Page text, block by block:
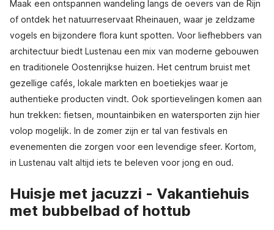
Maak een ontspannen wandeling langs de oevers van de Rijn
of ontdek het natuurreservaat Rheinauen, waar je zeldzame
vogels en bijzondere flora kunt spotten. Voor liefhebbers van
architectuur biedt Lustenau een mix van moderne gebouwen
en traditionele Oostenrijkse huizen. Het centrum bruist met
gezellige cafés, lokale markten en boetiekjes waar je
authentieke producten vindt. Ook sportievelingen komen aan
hun trekken: fietsen, mountainbiken en watersporten zijn hier
volop mogelijk. In de zomer zijn er tal van festivals en
evenementen die zorgen voor een levendige sfeer. Kortom,
in Lustenau valt altijd iets te beleven voor jong en oud.
Huisje met jacuzzi - Vakantiehuis
met bubbelbad of hottub